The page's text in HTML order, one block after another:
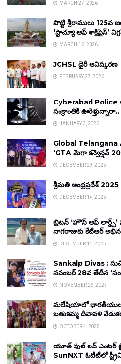
MARCH 27, 2026
పొట్టి శ్రీరాములు
‘స్టాచ్యూ ఆఫ్ శాక్రిఫైస్’
MARCH 16, 2026
JCHSL డైరీ ఆవిష్కరణ
FEBRUARY 27, 2026
Cyberabad Police
సంక్రాంతికి ఊరెళ్తున్నారా..
JANUARY 3, 2026
Global
‘GTA మెగా కన్వెన్షన్
DECEMBER 29, 2025
శ్రీమతి ఆంధ్రప్రదేశ్
DECEMBER 14, 2025
బ్రిటన్ ‘హౌస్ ఆఫ్
నాగరాజుకు కేటీఆర్
DECEMBER 11, 2025
Sankalp Divas :
నవంబర్ 28వ తేదీన
NOVEMBER 26, 2025
మలేషియాలో భారతీయుల
బతుకమ్మ దీపావళి
OCTOBER 4, 2025
యూత్ ఫుల్ లవ్ ఎంటర్
SunNXT ఓటీటీలో